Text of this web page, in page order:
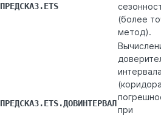
ПРЕДСКАЗ.ETS
(более
метод).
ПРЕДСКАЗ.ETS.ДОВИНТЕРВАЛ
при